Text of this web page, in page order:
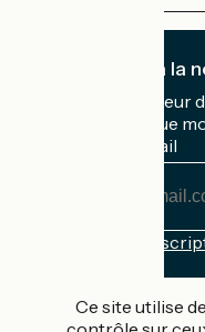
Je m'abonne à la
Recevez le meilleur
boîte mail chaque
Mon adresse mail
Conditions
Ce site utilise